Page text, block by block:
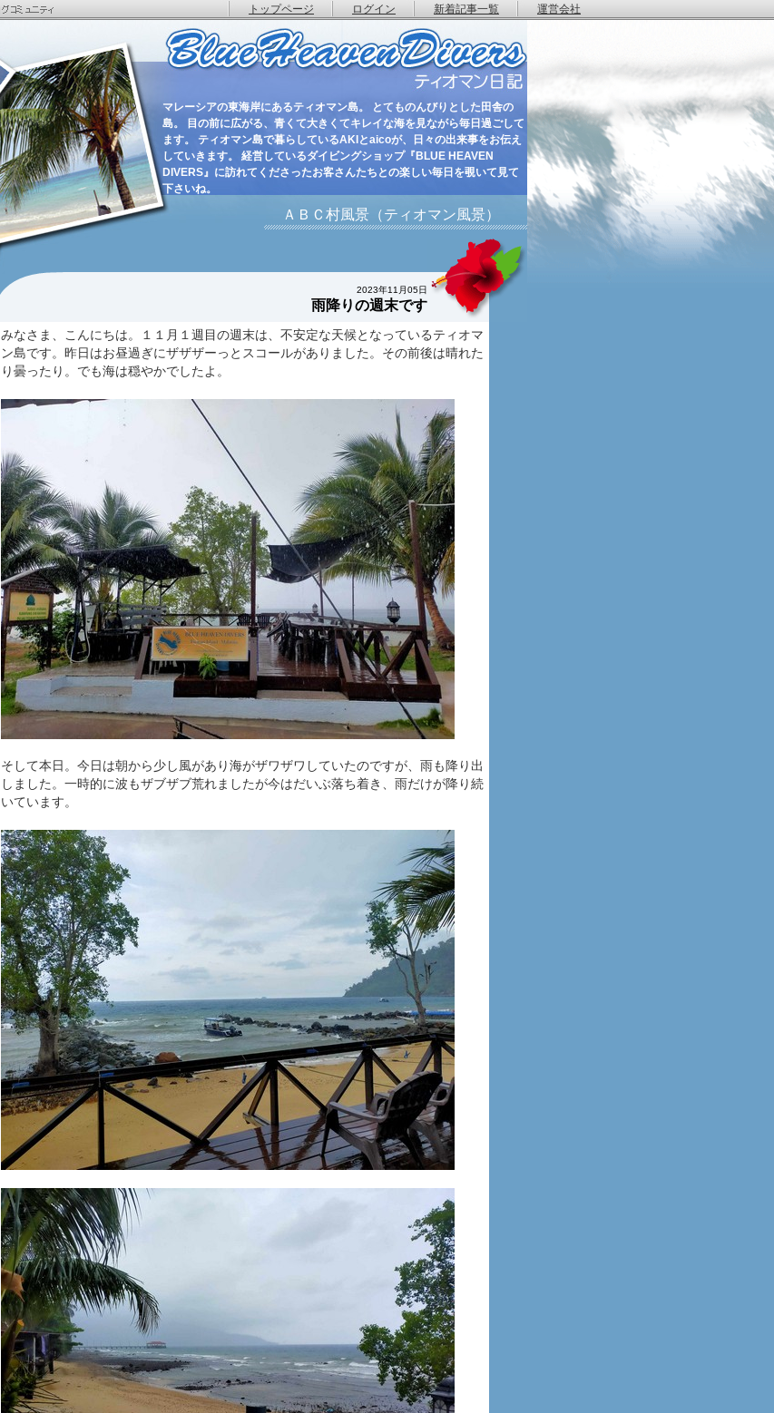
トップページ ログイン 新着記事一覧 運営会社
マレーシアの東海岸にあるティオマン島。 とてものんびりとした田舎の
島。 目の前に広がる、青くて大きくてキレイな海を見ながら毎日過ごして
ます。 ティオマン島で暮らしているAKIとaicoが、日々の出来事をお伝え
していきます。 経営しているダイビングショップ『BLUE HEAVEN
DIVERS』に訪れてくださったお客さんたちとの楽しい毎日を覗いて見て
下さいね。
ＡＢＣ村風景（ティオマン風景）
2023年11月05日
雨降りの週末です
みなさま、こんにちは。１１月１週目の週末は、不安定な天候となっているティオマ
ン島です。昨日はお昼過ぎにザザザーっとスコールがありました。その前後は晴れた
り曇ったり。でも海は穏やかでしたよ。
そして本日。今日は朝から少し風があり海がザワザワしていたのですが、雨も降り出
しました。一時的に波もザブザブ荒れましたが今はだいぶ落ち着き、雨だけが降り続
いています。